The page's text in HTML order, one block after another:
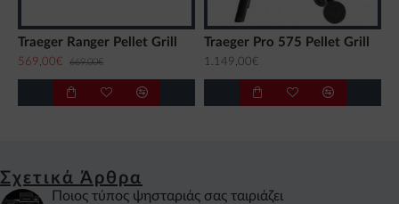
Traeger Ranger Pellet Grill
569,00€ 669,00€
Traeger Pro 575 Pellet Grill
1.149,00€
Σχετικά Άρθρα
Ποιος τύπος ψησταριάς σας ταιριάζει